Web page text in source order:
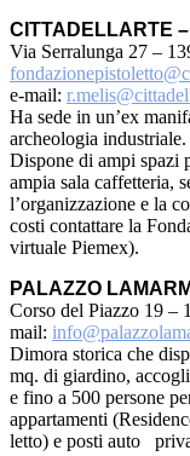
CITTADELLARTE
Via Serralunga 27 –
e-mail:
Ha sede in un’ex
archeologia industriale.
Dispone di ampi spazi
ampia sala caffetteria,
l’organizzazione e la
costi contattare la
virtuale Piemex).
PALAZZO
Corso del Piazzo 19 –
mail:
Dimora storica che
mq. di giardino,
e fino a 500 persone
appartamenti
letto) e posti auto